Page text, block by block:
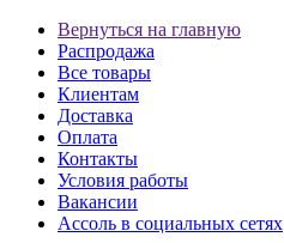
Вернуться на главную
Распродажа
Все товары
Клиентам
Доставка
Оплата
Контакты
Условия работы
Вакансии
Ассоль в социальных сетях